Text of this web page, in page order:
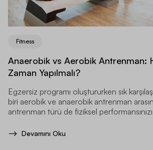
Fitness
Anaerobik vs Aerobik Antrenman:
Zaman Yapılmalı?
Egzersiz programı oluştururken sık
biri aerobik ve anaerobik antrenman
antrenman türü de fiziksel
Devamını Oku